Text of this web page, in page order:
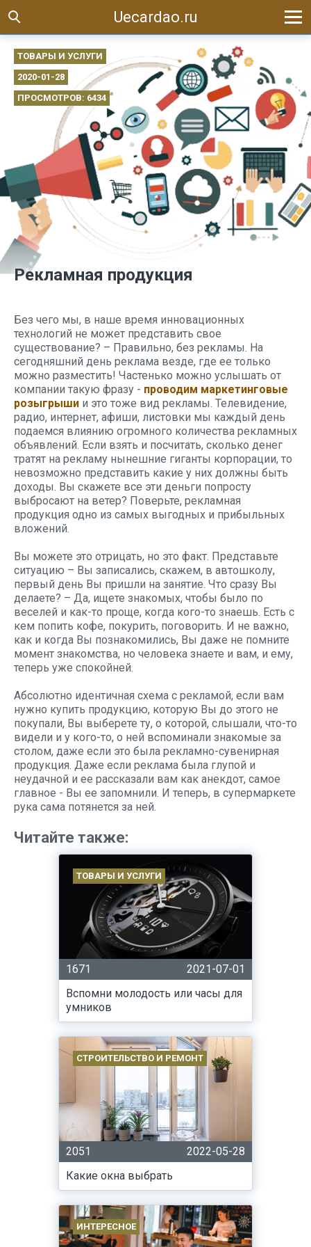
Uecardao.ru
ТОВАРЫ И УСЛУГИ
2020-01-28
ПРОСМОТРОВ: 6434
Рекламная продукция
Без чего мы, в наше время инновационных
технологий не может представить свое
существование? – Правильно, без рекламы. На
сегодняшний день реклама везде, где ее только
можно разместить! Частенько можно услышать от
компании такую фразу - проводим маркетинговые
розыгрыши и это тоже вид рекламы. Телевидение,
радио, интернет, афиши, листовки мы каждый день
подаемся влиянию огромного количества рекламных
объявлений. Если взять и посчитать, сколько денег
тратят на рекламу нынешние гиганты корпорации, то
невозможно представить какие у них должны быть
доходы. Вы скажете все эти деньги попросту
выбросают на ветер? Поверьте, рекламная
продукция одно из самых выгодных и прибыльных
вложений.
Вы можете это отрицать, но это факт. Представьте
ситуацию – Вы записались, скажем, в автошколу,
первый день Вы пришли на занятие. Что сразу Вы
делаете? – Да, ищете знакомых, чтобы было по
веселей и как-то проще, когда кого-то знаешь. Есть с
кем попить кофе, покурить, поговорить. И не важно,
как и когда Вы познакомились, Вы даже не помните
момент знакомства, но человека знаете и вам, и ему,
теперь уже спокойней.
Абсолютно идентичная схема с рекламой, если вам
нужно купить продукцию, которую Вы до этого не
покупали, Вы выберете ту, о которой, слышали, что-то
видели и у кого-то, о ней вспоминали знакомые за
столом, даже если это была рекламно-сувенирная
продукция. Даже если реклама была глупой и
неудачной и ее рассказали вам как анекдот, самое
главное - Вы ее запомнили. И теперь, в супермаркете
рука сама потянется за ней.
Читайте также:
ТОВАРЫ И УСЛУГИ
1671
2021-07-01
Вспомни молодость или часы для
умников
СТРОИТЕЛЬСТВО И РЕМОНТ
2051
2022-05-28
Какие окна выбрать
ИНТЕРЕСНОЕ